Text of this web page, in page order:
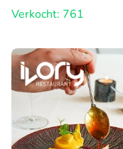
Verkocht: 761